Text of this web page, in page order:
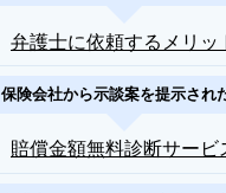
弁護士に依頼するメリッ
保険会社から示談案を提示され
賠償金額無料診断サービ